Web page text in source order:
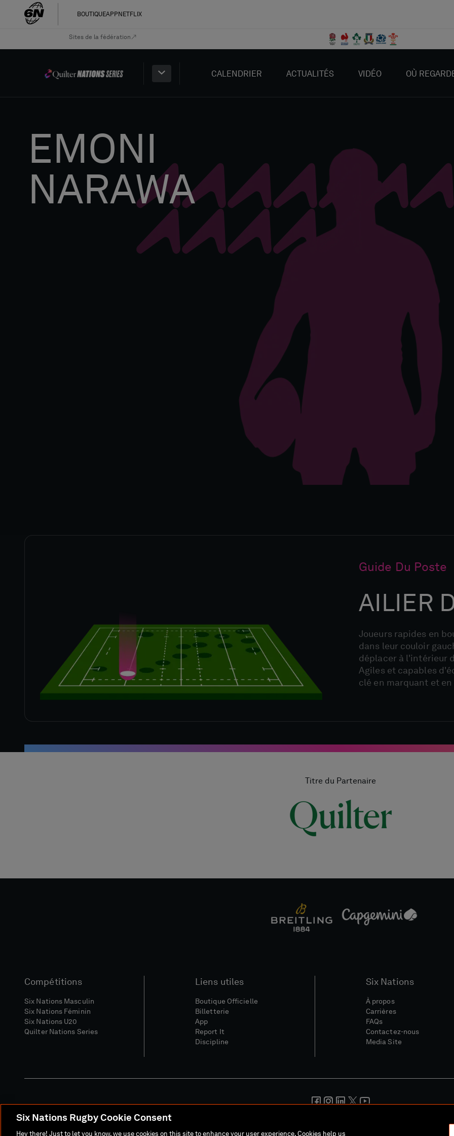
BOUTIQUEAPP NETFLIX
Sites de la fédération
CALENDRIER ACTUALITÉS VIDÉO OÙ
EMONI
NARAWA
Guide Du Poste
AILIER
Joueurs rapides en
dans leur couloir
déplacer à l'intérieur
Agiles et capables
clé en marquant et
Titre du Partenaire
Compétitions
Six Nations Masculin
Six Nations Féminin
Six Nations U20
Quilter Nations Series
Liens utiles
Boutique Officielle
Billetterie
App
Report It
Discipline
Six Nations
À propos
Carrières
FAQs
Contactez-nous
Media Site
Six Nations Rugby Cookie Consent
Hey there! Just to let you know, we use cookies on this site to enhance your user experience. Cookies help us